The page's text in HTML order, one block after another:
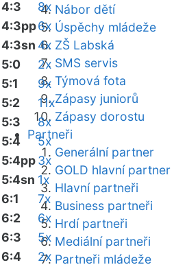
Nábor dětí
Úspěchy mládeže
ZŠ Labská
SMS servis
Týmová fota
Zápasy juniorů
Zápasy dorostu
Partneři
Generální partner
GOLD hlavní partner
Hlavní partneři
Business partneři
Hrdí partneři
Mediální partneři
Partneři mládeže
4:3
8x
4:3pp6x
4:3sn 4x
5:0
2x
5:1
9x
5:2
11x
5:3
8x
5:4
5x
5:4pp3x
5:4sn 1x
6:1
7x
6:2
6x
6:3
5x
6:4
2x